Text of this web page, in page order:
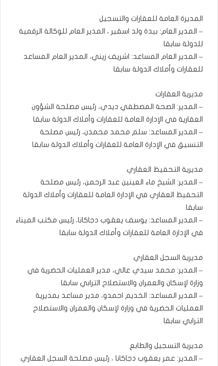
المديرة العامة للعقارات والتسجيل
– المدير العام: بيدة ولد اسقير ، المدير العام للوكالة الرقمية
للدولة سابقا
– المدير العام المساعد: اشريف زيني، المدير العام المساعد
للعقارات وأملاك الدولة سابقا
مديرية العقارات
– المدير: الصحة المصطفي ديدي، رئيس مصلحة الشؤون
العقارية في الإدارة العامة للعقارات وأملاك الدولة سابقا
– المدير المساعد: سلم محمد محمدن، رئيس مصلحة
التنسيق في الإدارة العامة للعقارات وأملاك الدولة سابقا
مديرية التحفيظ العقاري
– المدير: الشيخ ماء العينين عبد الرحمن، رئيس مصلحة
التحفيظ العقاري في الإدارة العامة للعقارات وأملاك الدولة
سابقا
– المدير المساعد: يوسف يعقوب دجاكانا، رئيس مكتب الميناء
في الإدارة العامة للعقارات وأملاك الدولة سابقا
مديرية السجل العقاري
– المدير: محمد سيدي عالي، مدير العمليات الحضرية في
وزارة لإسكان والعمران والاستصلاح الترابي سابقا
– المدير المساعد: الخديم احمدو، مدير مساعد بمديرية
العمليات الحضرية في وزارة لإسكان والعمران والاستصلاح
الترابي سابقا
مديرية التسجيل والطابع
– المدير: عمر يعقوب دجاكانا ، رئيس مصلحة السجل العقاري